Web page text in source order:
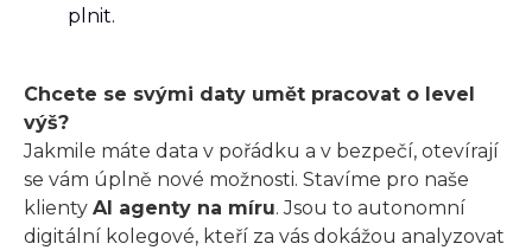
plnit.
Chcete se svými daty umět pracovat o level
výš?
Jakmile máte data v pořádku a v bezpečí, otevírají
se vám úplně nové možnosti. Stavíme pro naše
klienty AI agenty na míru. Jsou to autonomní
digitální kolegové, kteří za vás dokážou analyzovat